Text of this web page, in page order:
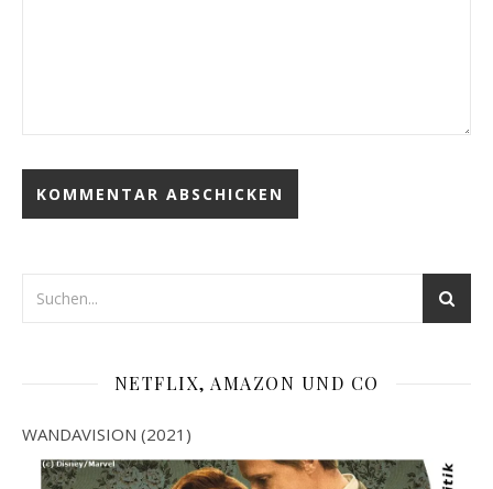
NETFLIX, AMAZON UND CO
WANDAVISION (2021)